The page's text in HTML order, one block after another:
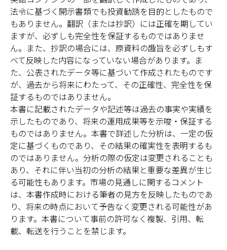
法令に基づく開示書類でも投資勧誘を目的としたもので
もありません。翻訳（または抄訳）には正確を期してい
ますが、必ずしも完全性を保証するものではありませ
ん。また、抄訳の場合には、原資料の趣旨を必ずしもす
べて反映した内容になっていない場合があります。ま
た、公表されたデータ等に基づいて作成されたものです
が、過去から将来にわたって、その正確性、完全性を保
証するものではありません。
本書に記載されたデータや記述等は過去の事実や実績を
示したものであり、将来の運用成果等を示唆・保証する
ものではありません。本書で詳述した分析は、一定の仮
定に基づくものであり、その結果の確実性を表明するも
のではありません。分析の際の仮定は変更されることも
あり、それに伴い当初の分析の結果と重要な差異が生じ
る可能性もあります。市場の見通しに関するコメント
は、本書作成時における筆者の見方を反映したものであ
り、将来の時点において予告なく変更される可能性があ
ります。本書について事前の許可なく複製、引用、転
載、転送を行うことを禁じます。